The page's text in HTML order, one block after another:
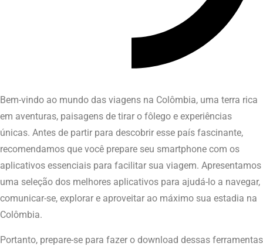
Bem-vindo ao mundo das viagens na Colômbia, uma terra rica
em aventuras, paisagens de tirar o fôlego e experiências
únicas. Antes de partir para descobrir esse país fascinante,
recomendamos que você prepare seu smartphone com os
aplicativos essenciais para facilitar sua viagem. Apresentamos
uma seleção dos melhores aplicativos para ajudá-lo a navegar,
comunicar-se, explorar e aproveitar ao máximo sua estadia na
Colômbia.
Portanto, prepare-se para fazer o download dessas ferramentas